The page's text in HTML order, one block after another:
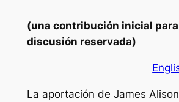
(una contribución inicial
discusión reservada)
La aportación de James